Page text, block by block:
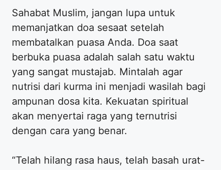
Sahabat Muslim, jangan lupa untuk
memanjatkan doa sesaat setelah
membatalkan puasa Anda. Doa saat
berbuka puasa adalah salah satu waktu
yang sangat mustajab. Mintalah agar
nutrisi dari kurma ini menjadi wasilah bagi
ampunan dosa kita. Kekuatan spiritual
akan menyertai raga yang ternutrisi
dengan cara yang benar.
“Telah hilang rasa haus, telah basah urat-